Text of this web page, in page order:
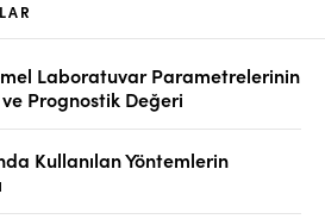
Laboratuvar Parametrelerinin
ve Prognostik Değeri
Kullanılan Yöntemlerin